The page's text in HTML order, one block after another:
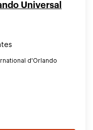
Universal
d'Orlando